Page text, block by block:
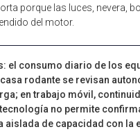
porque las luces,
del motor.
el consumo diario de los
rodante se revisan
en trabajo móvil,
no permite
de capacidad con la